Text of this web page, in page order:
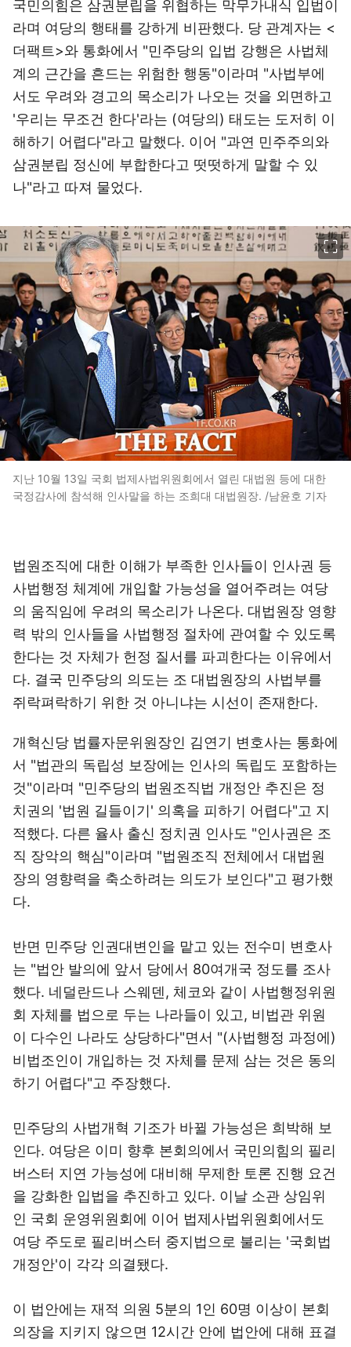
국민의힘은 삼권분립을 위협하는 막무가내식 입법이
라며 여당의 행태를 강하게 비판했다. 당 관계자는 <
더팩트>와 통화에서 "민주당의 입법 강행은 사법체
계의 근간을 흔드는 위험한 행동"이라며 "사법부에
서도 우려와 경고의 목소리가 나오는 것을 외면하고
'우리는 무조건 한다'라는 (여당의) 태도는 도저히 이
해하기 어렵다"라고 말했다. 이어 "과연 민주주의와
삼권분립 정신에 부합한다고 떳떳하게 말할 수 있
나"라고 따져 물었다.
지난 10월 13일 국회 법제사법위원회에서 열린 대법원 등에 대한
국정감사에 참석해 인사말을 하는 조희대 대법원장. /남윤호 기자
법원조직에 대한 이해가 부족한 인사들이 인사권 등
사법행정 체계에 개입할 가능성을 열어주려는 여당
의 움직임에 우려의 목소리가 나온다. 대법원장 영향
력 밖의 인사들을 사법행정 절차에 관여할 수 있도록
한다는 것 자체가 헌정 질서를 파괴한다는 이유에서
다. 결국 민주당의 의도는 조 대법원장의 사법부를
쥐락펴락하기 위한 것 아니냐는 시선이 존재한다.
개혁신당 법률자문위원장인 김연기 변호사는 통화에
서 "법관의 독립성 보장에는 인사의 독립도 포함하는
것"이라며 "민주당의 법원조직법 개정안 추진은 정
치권의 '법원 길들이기' 의혹을 피하기 어렵다"고 지
적했다. 다른 율사 출신 정치권 인사도 "인사권은 조
직 장악의 핵심"이라며 "법원조직 전체에서 대법원
장의 영향력을 축소하려는 의도가 보인다"고 평가했
다.
반면 민주당 인권대변인을 맡고 있는 전수미 변호사
는 "법안 발의에 앞서 당에서 80여개국 정도를 조사
했다. 네덜란드나 스웨덴, 체코와 같이 사법행정위원
회 자체를 법으로 두는 나라들이 있고, 비법관 위원
이 다수인 나라도 상당하다"면서 "(사법행정 과정에)
비법조인이 개입하는 것 자체를 문제 삼는 것은 동의
하기 어렵다"고 주장했다.
민주당의 사법개혁 기조가 바뀔 가능성은 희박해 보
인다. 여당은 이미 향후 본회의에서 국민의힘의 필리
버스터 지연 가능성에 대비해 무제한 토론 진행 요건
을 강화한 입법을 추진하고 있다. 이날 소관 상임위
인 국회 운영위원회에 이어 법제사법위원회에서도
여당 주도로 필리버스터 중지법으로 불리는 '국회법
개정안'이 각각 의결됐다.
이 법안에는 재적 의원 5분의 1인 60명 이상이 본회
의장을 지키지 않으면 12시간 안에 법안에 대해 표결